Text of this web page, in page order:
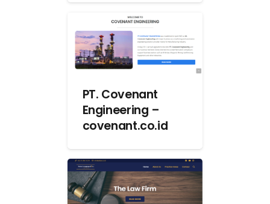
PT. Covenant
Engineering –
covenant.co.id